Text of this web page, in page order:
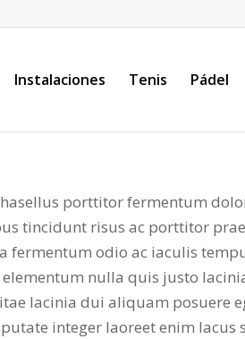
Instalaciones Tenis Pádel
porttitor fermentum
tincidunt risus ac porttitor
odio ac iaculis
nulla quis justo
lacinia dui aliquam posuere
integer laoreet enim lacus